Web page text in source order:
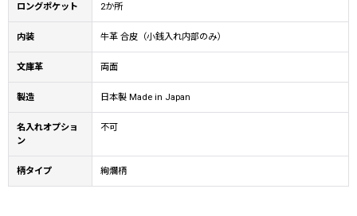
ロングポケット 2か所
内装 牛革 合皮（小銭入れ内部のみ）
文庫革 両面
製造 日本製 Made in Japan
名入れオプショ
ン
不可
柄タイプ 絢爛柄